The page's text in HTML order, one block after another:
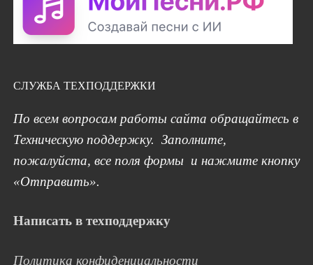
СЛУЖБА ТЕХПОДДЕРЖКИ
По всем вопросам работы сайта обращайтесь в
Техническую поддержку. Заполните,
пожалуйста, все поля формы и нажмите кнопку
«Отправить».
Написать в техподдержку
Политика конфиденциальности